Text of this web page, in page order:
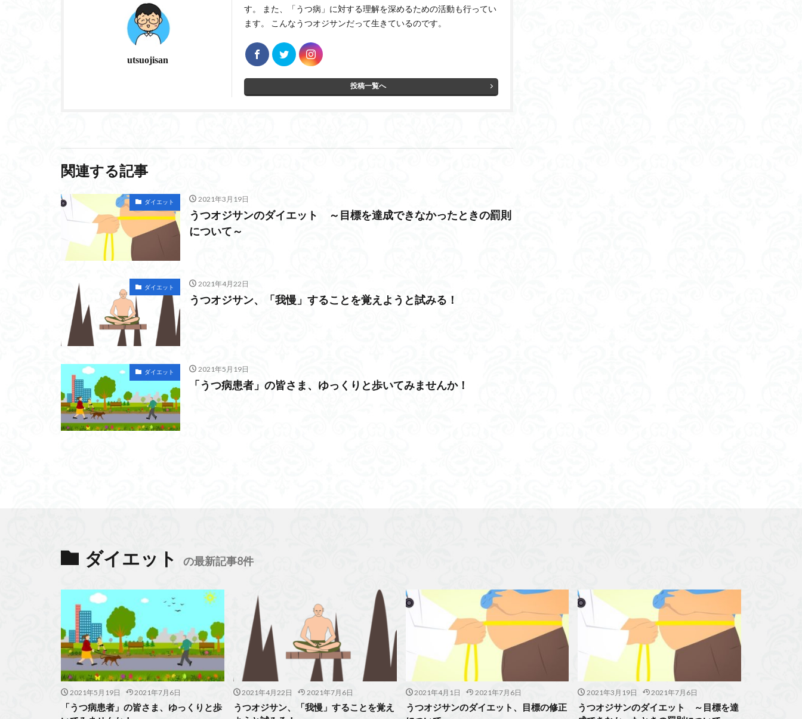
utsuojisan
す。 また、「うつ病」に対する理解を深めるための活動も行ってい
ます。 こんなうつオジサンだって生きているのです。
投稿一覧へ
関連する記事
ダイエット 2021年3月19日
うつオジサンのダイエット ～目標を達成できなかったときの罰則
について～
ダイエット 2021年4月22日
うつオジサン、「我慢」することを覚えようと試みる！
ダイエット 2021年5月19日
「うつ病患者」の皆さま、ゆっくりと歩いてみませんか！
ダイエット の最新記事8件
2021年5月19日 2021年7月6日
「うつ病患者」の皆さま、ゆっくりと歩
2021年4月22日 2021年7月6日
うつオジサン、「我慢」することを覚え
2021年4月1日 2021年7月6日
うつオジサンのダイエット、目標の修正
2021年3月19日 2021年7月6日
うつオジサンのダイエット ～目標を達